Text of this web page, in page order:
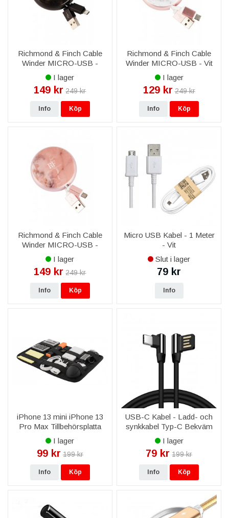
Richmond & Finch Cable
Winder MICRO-USB -
Kamouflage
I lager
149 kr 249 kr
Info Köp
Richmond & Finch Cable
Winder MICRO-USB - Vit
Marmor
I lager
129 kr 249 kr
Info Köp
Richmond & Finch Cable
Winder MICRO-USB -
Rosa Marmor
I lager
149 kr 249 kr
Info Köp
Micro USB Kabel - 1 Meter
- Vit
Slut i lager
79 kr
Info
iPhone 13 mini iPhone 13
Pro Max Tillbehörsplatta
med elastiska band, 1 fack -
Svart
I lager
99 kr 199 kr
Info Köp
USB-C Kabel - Ladd- och
synkkabel Typ-C Bekväm
Utformning - Svart
I lager
79 kr 199 kr
Info Köp